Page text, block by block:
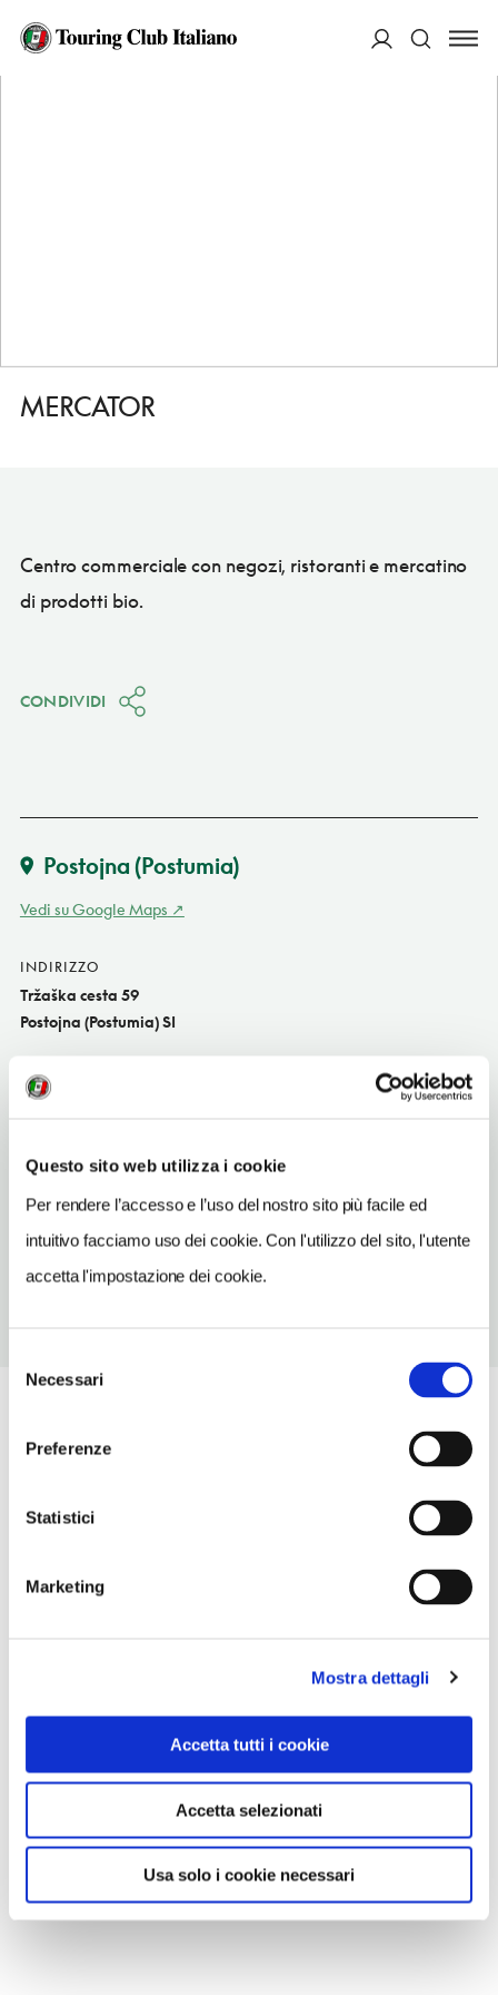
Questo sito web utilizza i cookie
Per rendere l’accesso e l’uso del nostro sito più facile ed
intuitivo facciamo uso dei cookie. Con l'utilizzo del sito, l'utente
accetta l'impostazione dei cookie.
delNecessari
Preferenze
Statistici
Marketing
Mostra dettagli
Accetta tutti i cookie
Accetta selezionati
Usa solo i cookie necessari
HOME
MERCATOR
Centro commerciale con negozi, ristoranti e mercatino
di prodotti bio.
CONDIVIDI
Postojna (Postumia)
Vedi su Google Maps
INDIRIZZO
Tržaška cesta 59
Postojna (Postumia) SI
www.mercator.si
info@mercator.si
TELEFONO
57214708